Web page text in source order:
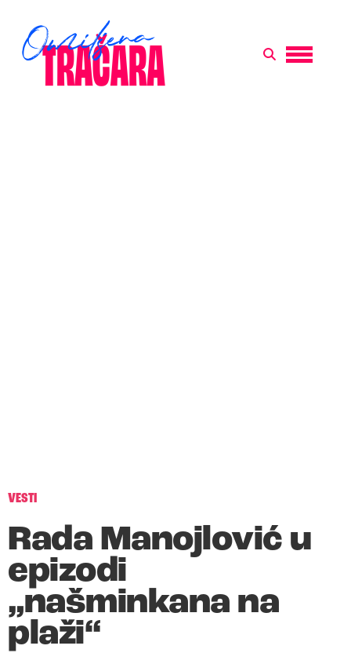
VESTI
Rada Manojlović u
epizodi
„našminkana na
plaži“